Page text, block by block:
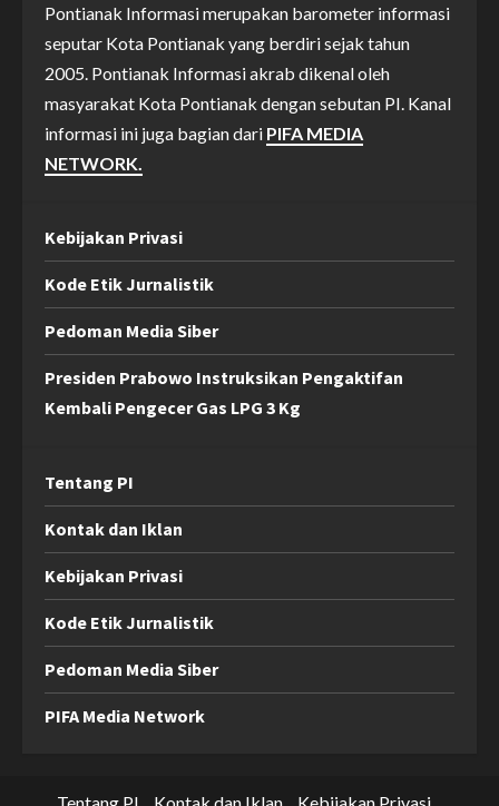
Pontianak Informasi merupakan barometer informasi
seputar Kota Pontianak yang berdiri sejak tahun
2005. Pontianak Informasi akrab dikenal oleh
masyarakat Kota Pontianak dengan sebutan PI. Kanal
informasi ini juga bagian dari PIFA MEDIA
NETWORK.
Kebijakan Privasi
Kode Etik Jurnalistik
Pedoman Media Siber
Presiden Prabowo Instruksikan Pengaktifan
Kembali Pengecer Gas LPG 3 Kg
Tentang PI
Kontak dan Iklan
Kebijakan Privasi
Kode Etik Jurnalistik
Pedoman Media Siber
PIFA Media Network